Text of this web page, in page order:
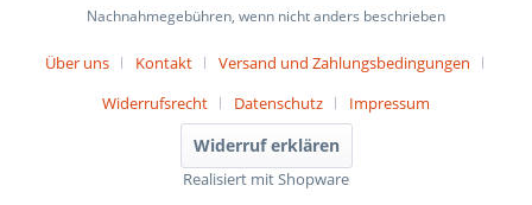
Nachnahmegebühren, wenn nicht anders beschrieben
Über uns Kontakt
Versand und Zahlungsbedingungen
Widerrufsrecht
Datenschutz Impressum
Widerruf erklären
Realisiert mit Shopware